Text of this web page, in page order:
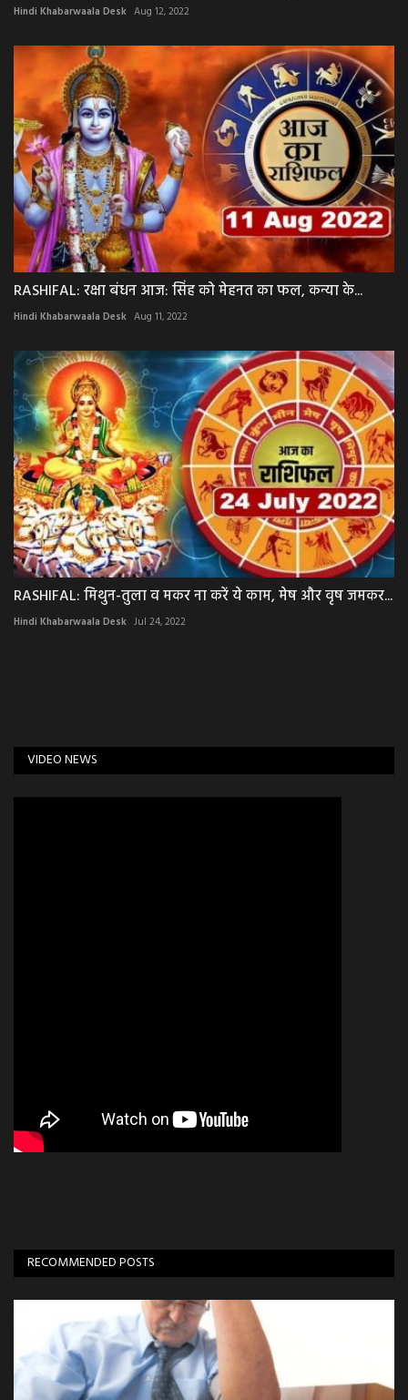
Hindi Khabarwaala Desk Aug 12, 2022
RASHIFAL: रक्षा बंधन आज: सिंह को मेहनत का फल, कन्या के...
Hindi Khabarwaala Desk Aug 11, 2022
RASHIFAL: मिथुन-तुला व मकर ना करें ये काम, मेष और वृष जमकर...
Hindi Khabarwaala Desk Jul 24, 2022
VIDEO NEWS
RECOMMENDED POSTS